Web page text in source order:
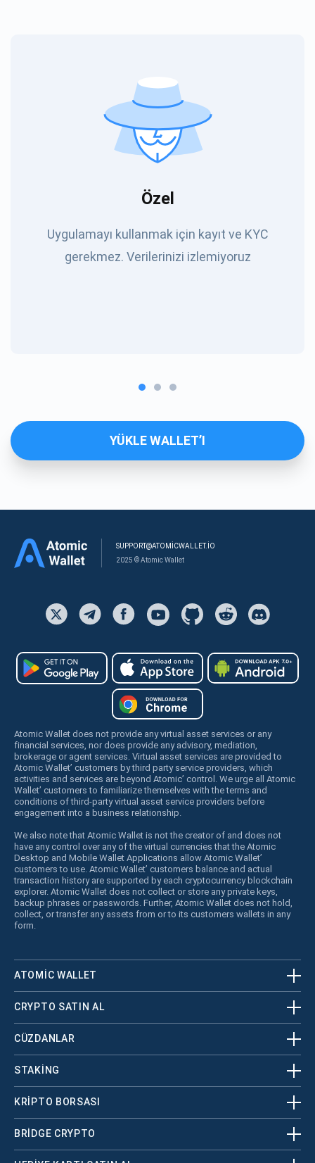
Özel
Uygulamayı kullanmak için kayıt ve KYC
gerekmez. Verilerinizi izlemiyoruz
YÜKLE WALLET’I
SUPPORT@ATOMICWALLET.IO
2025 © Atomic Wallet
Atomic Wallet does not provide any virtual asset services or any
financial services, nor does provide any advisory, mediation,
brokerage or agent services. Virtual asset services are provided to
Atomic Wallet’ customers by third party service providers, which
activities and services are beyond Atomic’ control. We urge all Atomic
Wallet’ customers to familiarize themselves with the terms and
conditions of third-party virtual asset service providers before
engagement into a business relationship.
We also note that Atomic Wallet is not the creator of and does not
have any control over any of the virtual currencies that the Atomic
Desktop and Mobile Wallet Applications allow Atomic Wallet’
customers to use. Atomic Wallet’ customers balance and actual
transaction history are supported by each cryptocurrency blockchain
explorer. Atomic Wallet does not collect or store any private keys,
backup phrases or passwords. Further, Atomic Wallet does not hold,
collect, or transfer any assets from or to its customers wallets in any
form.
ATOMIC WALLET
CRYPTO SATIN AL
CÜZDANLAR
STAKING
KRİPTO BORSASI
BRIDGE CRYPTO